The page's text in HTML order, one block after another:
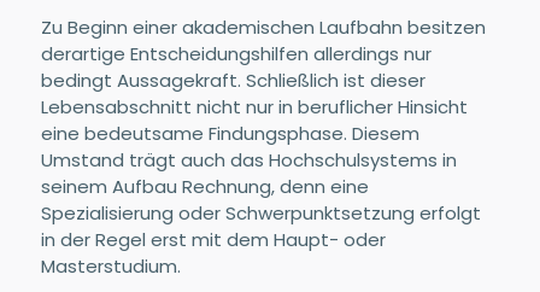
Zu Beginn einer akademischen Laufbahn besitzen
derartige Entscheidungshilfen allerdings nur
bedingt Aussagekraft. Schließlich ist dieser
Lebensabschnitt nicht nur in beruflicher Hinsicht
eine bedeutsame Findungsphase. Diesem
Umstand trägt auch das Hochschulsystems in
seinem Aufbau Rechnung, denn eine
Spezialisierung oder Schwerpunktsetzung erfolgt
in der Regel erst mit dem Haupt- oder
Masterstudium.